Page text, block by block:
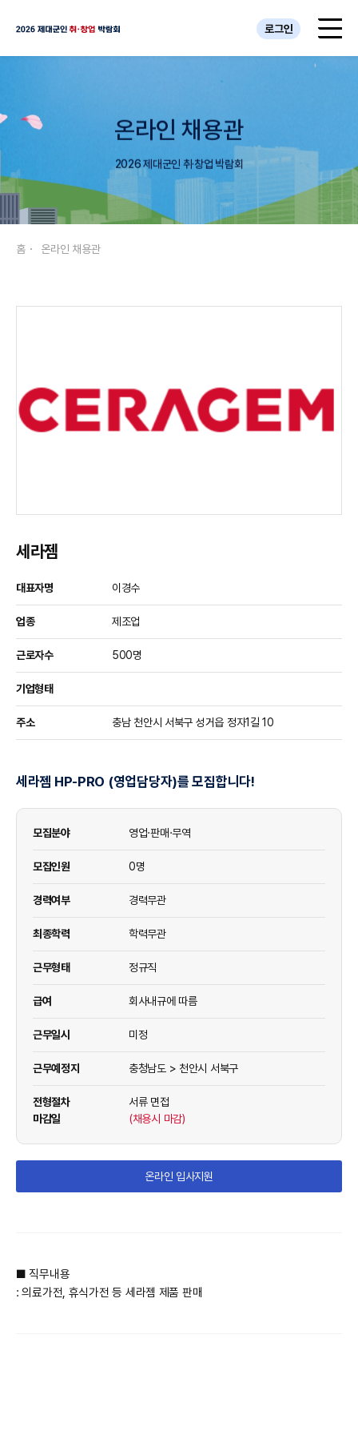
로그인
온라인 채용관
2026 제대군인 취·창업 박람회
홈 온라인 채용관
세라젬
대표자명 이경수
업종 제조업
근로자수 500명
기업형태
주소 충남 천안시 서북구 성거읍 정자1길 10
세라젬 HP-PRO (영업담당자)를 모집합니다!
모집분야 영업·판매·무역
모집인원 0명
경력여부 경력무관
최종학력 학력무관
근무형태 정규직
급여 회사내규에 따름
근무일시 미정
근무예정지 충청남도 > 천안시 서북구
전형절차
서류 면접
마감일
(채용시 마감)
온라인 입사지원
■ 직무내용
:의료가전, 휴식가전 등 세라젬 제품 판매